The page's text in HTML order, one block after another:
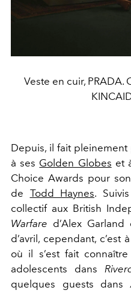
Veste en cuir, PRADA.
Depuis, il fait
à ses Golden Globes et
Choice Awards pour
de Todd Haynes.
collectif aux British
Warfare d’Alex
d’avril, cependant, c’est
où il s’est fait
adolescents dans
quelques guests dans